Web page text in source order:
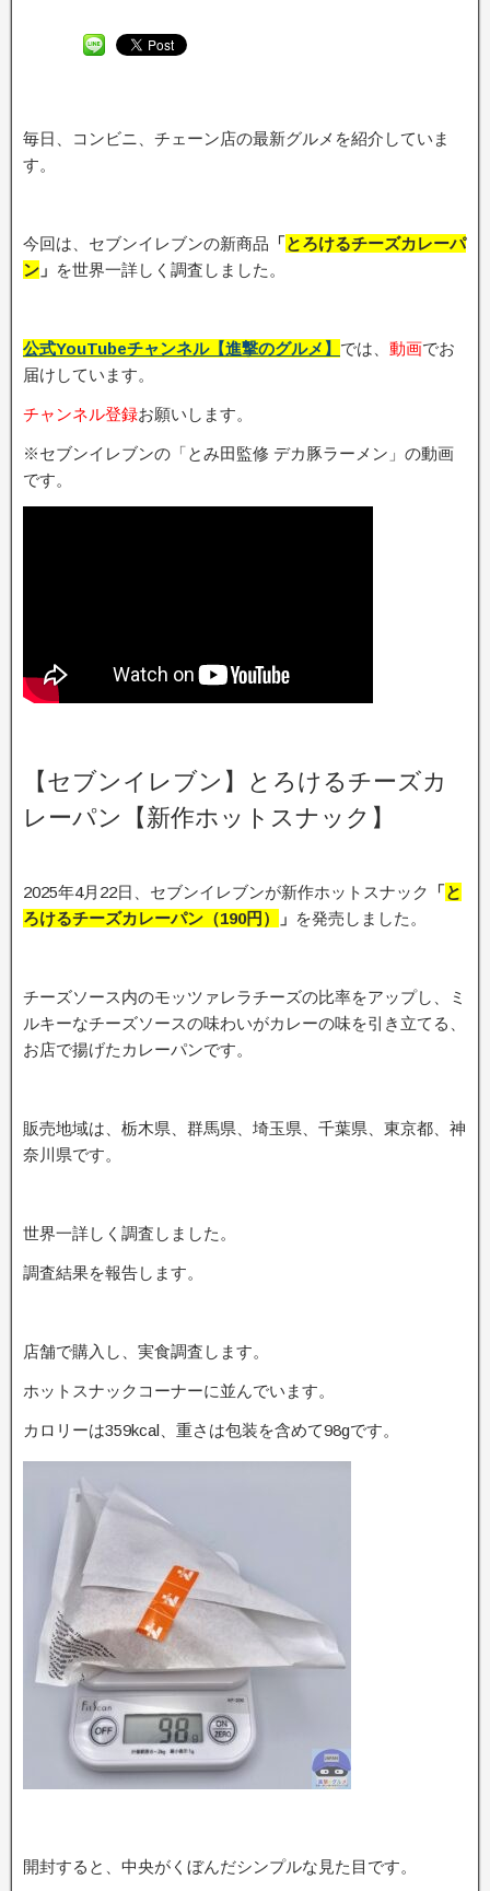
毎日、コンビニ、チェーン店の最新グルメを紹介していま
す。
今回は、セブンイレブンの新商品 「とろけるチーズカレーパ
ン 」 を世界一詳しく調査しました。
公式YouTubeチャンネル【進撃のグルメ】 では、 動画でお
届けしています。
チャンネル登録お願いします。
※セブンイレブンの「とみ田監修 デカ豚ラーメン」の動画
です。
【セブンイレブン】とろけるチーズカ
レーパン【新作ホットスナック】
2025年4月22日、セブンイレブンが新作ホットスナック 「と
ろけるチーズカレーパン （190円） 」 を発売しました。
チーズソース内のモッツァレラチーズの比率をアップし、ミ
ルキーなチーズソースの味わいがカレーの味を引き立てる、
お店で揚げたカレーパンです。
販売地域は、栃木県、群馬県、埼玉県、千葉県、東京都、神
奈川県です。
世界一詳しく調査しました。
調査結果を報告します。
店舗で購入し、実食調査します。
ホットスナックコーナーに並んでいます。
カロリーは359kcal、重さは包装を含めて98gです。
開封すると、中央がくぼんだシンプルな見た目です。